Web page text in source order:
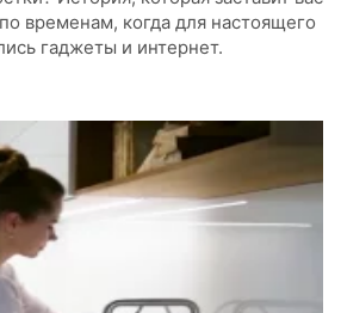
временам, когда для настоящего
гаджеты и интернет.